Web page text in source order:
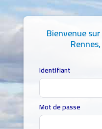
Bienvenue
Identifiant
Mot de passe